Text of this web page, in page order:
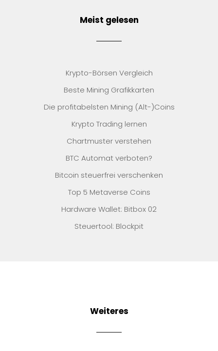
Meist gelesen
Krypto-Börsen Vergleich
Beste Mining Grafikkarten
Die profitabelsten Mining (Alt-)Coins
Krypto Trading lernen
Chartmuster verstehen
BTC Automat verboten?
Bitcoin steuerfrei verschenken
Top 5 Metaverse Coins
Hardware Wallet: Bitbox 02
Steuertool: Blockpit
Weiteres